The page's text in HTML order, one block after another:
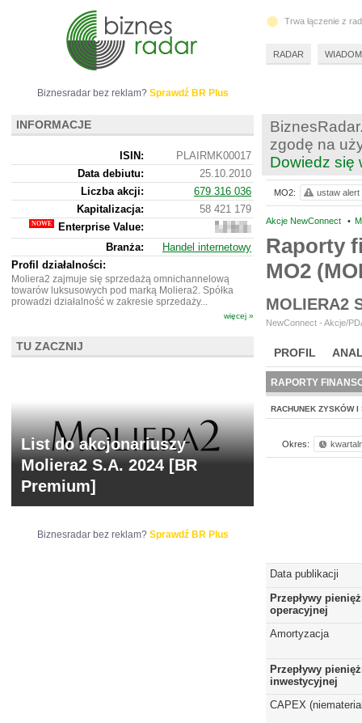
zgodę na
Dowiedz się
Akcje NewConnect •
Raporty
MO2
MOLIERA2
NewConnect - Akcje/
PROFIL
BR LAB
RAPORTY
RACHUNEK ZYSKÓW I
Okres:
Data publikacji
Przepływy
operacyjnej
Amortyzacja
Przepływy
inwestycyjnej
CAPEX
MO2: ustaw alert
Biznesradar bez reklam? Sprawdź BR Plus
INFORMACJE
ISIN:
PLAIRMK00017
Data debiutu:
25.10.2010
Liczba akcji:
679 316 036
Kapitalizacja:
58 421 179
Enterprise Value:
60
560
179
Branża:
Handel internetowy
Profil działalności:
Moliera2 zajmuje się sprzedażą omnichannelową
towarów luksusowych pod marką Moliera2. Spółka
prowadzi działalność w zakresie sprzedaży...
więcej »
TU ZACZNIJ
List do akcjonariuszy
Moliera2 S.A. 2024 [BR
Premium]
Biznesradar bez reklam? Sprawdź BR Plus
Trwa łączenie z
RADAR